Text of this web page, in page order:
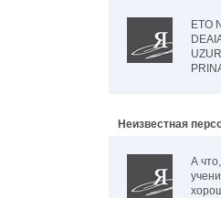
ETO
Неизвестная
А